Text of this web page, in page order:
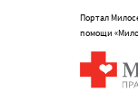
Портал
помощи